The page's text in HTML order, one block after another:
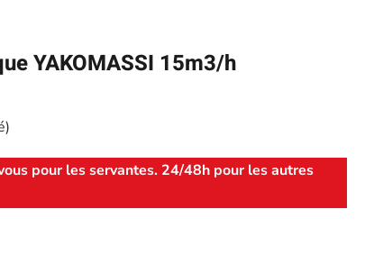
YAKOMASSI 15m3/h
pour les servantes. 24/48h pour les autres